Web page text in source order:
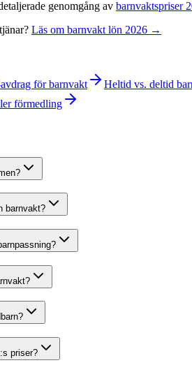
genomgång av barnvaktspriser
Läs om barnvakt lön 2026 →
för barnvakt Heltid vs. deltid
förmedling
barnvakt?
priser?